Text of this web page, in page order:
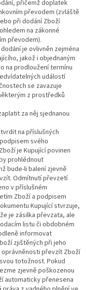
přičemž doplatek
převodem (zvláště
při dodání Zboží
na zákonné
převodem).
je ovlivněn zejména
jakož i objednaným
na prodloužení termínu
událostí
se zavazuje
z prostředků
za něj sjednanou
na příslušných
svého
je Kupující povinen
prohlédnout
bude-li balení zjevně
Odmítnutí převzetí
v příslušném
Zboží a podpisem
Kupující stvrzuje,
je zásilka převzata, ale
listu či obdobném
informovat
zjištěných při jeho
oprávněnosti převzít Zboží
totožnost. Pokud
zjevně poškozenou
automaticky přenesena